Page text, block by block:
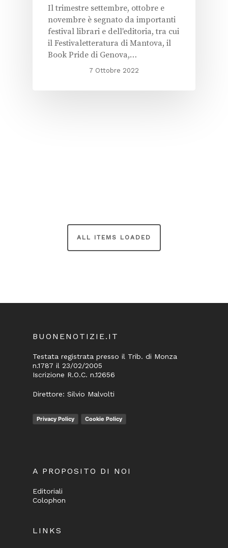
Il trimestre settembre, ottobre e
novembre è segnato da importanti
festival librari e dell'editoria, tra cui
il Festivaletteratura di Mantova, il
Book Pride di Genova,…
7 Ottobre 2022
BUONENOTIZIE.IT
Testata registrata presso il Trib. di Monza
n.1787 il 23/02/2005
Iscrizione R.O.C. n.12656
Direttore: Silvio Malvolti
Privacy Policy Cookie Policy
A PROPOSITO DI NOI
Editoriali
Colophon
LINKS